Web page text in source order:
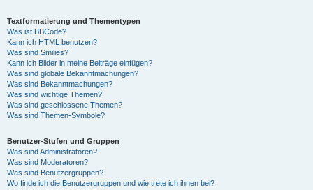
Textformatierung und Thementypen
Was ist BBCode?
Kann ich HTML benutzen?
Was sind Smilies?
Kann ich Bilder in meine Beiträge einfügen?
Was sind globale Bekanntmachungen?
Was sind Bekanntmachungen?
Was sind wichtige Themen?
Was sind geschlossene Themen?
Was sind Themen-Symbole?
Benutzer-Stufen und Gruppen
Was sind Administratoren?
Was sind Moderatoren?
Was sind Benutzergruppen?
Wo finde ich die Benutzergruppen und wie trete ich ihnen bei?